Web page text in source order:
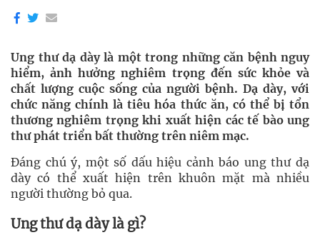
Ung thư dạ dày là một trong những căn bệnh nguy
hiểm, ảnh hưởng nghiêm trọng đến sức khỏe và
chất lượng cuộc sống của người bệnh. Dạ dày, với
chức năng chính là tiêu hóa thức ăn, có thể bị tổn
thương nghiêm trọng khi xuất hiện các tế bào ung
thư phát triển bất thường trên niêm mạc.
Đáng chú ý, một số dấu hiệu cảnh báo ung thư dạ
dày có thể xuất hiện trên khuôn mặt mà nhiều
người thường bỏ qua.
Ung thư dạ dày là gì?